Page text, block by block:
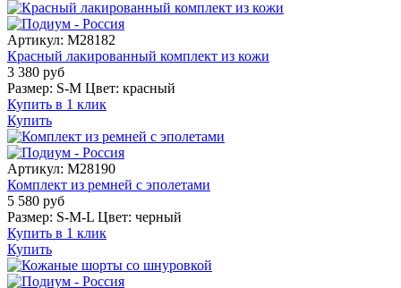
Артикул: M28182
Красный лакированный комплект из кожи
3 380 руб
Размер: S-M Цвет: красный
Купить в 1 клик
Купить
Артикул: M28190
Комплект из ремней с эполетами
5 580 руб
Размер: S-M-L Цвет: черный
Купить в 1 клик
Купить